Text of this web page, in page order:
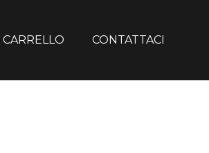
CARRELLO CONTATTACI